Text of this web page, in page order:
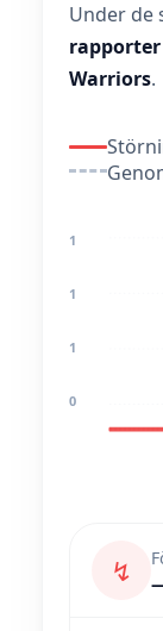
Under de
rapporter
Warriors.
1
1
1
0
↯